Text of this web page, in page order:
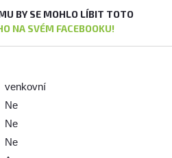
BY SE MOHLO LÍBIT TOTO
NA SVÉM FACEBOOKU!
venkovní
Ne
Ne
Ne